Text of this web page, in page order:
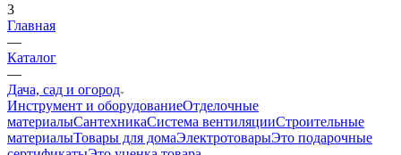
3
Главная
—
Каталог
—
Дача, сад и огород
Инструмент и оборудованиеОтделочные
материалыСантехникаСистема вентиляцииСтроительные
материалыТовары для домаЭлектротоварыЭто подарочные